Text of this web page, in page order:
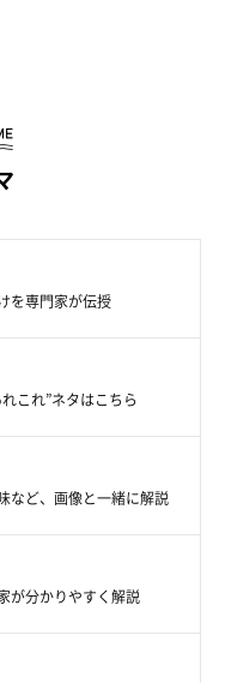
してあげてくださいね。
予めご了承ください
を専門家が伝授
これ”ネタはこちら
など、画像と一緒に解説
が分かりやすく解説